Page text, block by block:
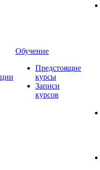
Обучение
Предстоящие
курсы
Записи
курсов